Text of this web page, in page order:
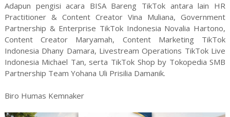
Adapun pengisi acara BISA Bareng TikTok antara lain HR
Practitioner & Content Creator Vina Muliana, Government
Partnership & Enterprise TikTok Indonesia Novalia Hartono,
Content Creator Maryamah, Content Marketing TikTok
Indonesia Dhany Damara, Livestream Operations TikTok Live
Indonesia Michael Tan, serta TikTok Shop by Tokopedia SMB
Partnership Team Yohana Uli Prisilia Damanik.
Biro Humas Kemnaker